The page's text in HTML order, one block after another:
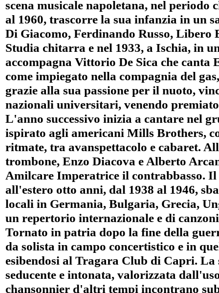
scena musicale napoletana, nel periodo
al 1960, trascorre la sua infanzia in un
Di Giacomo, Ferdinando Russo, Libero
Studia chitarra e nel 1933, a Ischia, in
accompagna Vittorio De Sica che canta
come impiegato nella compagnia del
grazie alla sua passione per il nuoto,
nazionali universitari, venendo
L'anno successivo inizia a cantare nel
ispirato agli americani Mills Brothers,
ritmate, tra avanspettacolo e cabaret.
trombone, Enzo Diacova e Alberto
Amilcare Imperatrice il contrabbasso.
all'estero otto anni, dal 1938 al 1946,
locali in Germania, Bulgaria, Grecia,
un repertorio internazionale e di
Tornato in patria dopo la fine della
da solista in campo concertistico e in
esibendosi al Tragara Club di Capri. La
seducente e intonata, valorizzata
chansonnier d'altri tempi incontrano